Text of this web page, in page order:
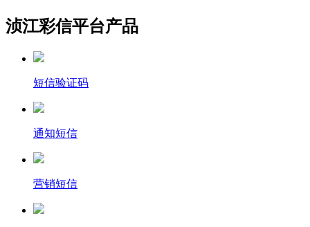
浈江彩信平台产品
短信验证码
通知短信
营销短信